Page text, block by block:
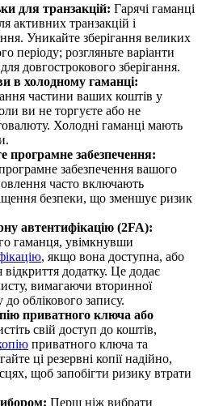
для транзакцій: Гарячі гаманці
активних транзакцій і
Уникайте зберігання великих
періоду; розгляньте варіанти
довгострокового зберігання.
в холодному гаманці:
частини ваших коштів у
ви не торгуєте або не
Холодні гаманці мають
програмне забезпечення:
забезпечення вашого
часто включають
безпеки, що зменшує ризик
автентифікацію (2FA):
гаманця, увімкнувши
, якщо вона доступна, або
відкриття додатку. Це додає
вимагаючи вторинної
облікового запису.
приватного ключа або
свій доступ до коштів,
приватного ключа та
ці резервні копії надійно,
щоб запобігти ризику втрати
Перш ніж вибрати